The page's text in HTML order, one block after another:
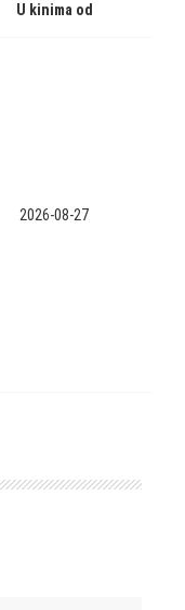
U kinima od
2026-08-27